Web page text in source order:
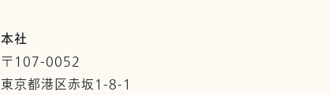
本社
〒107-0052
東京都港区赤坂1-8-1